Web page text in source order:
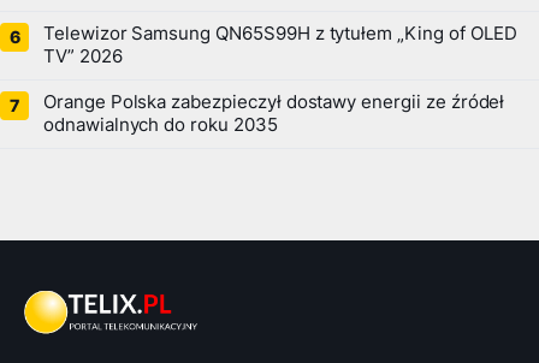
Telewizor Samsung QN65S99H z tytułem „King of OLED
TV” 2026
Orange Polska zabezpieczył dostawy energii ze źródeł
odnawialnych do roku 2035